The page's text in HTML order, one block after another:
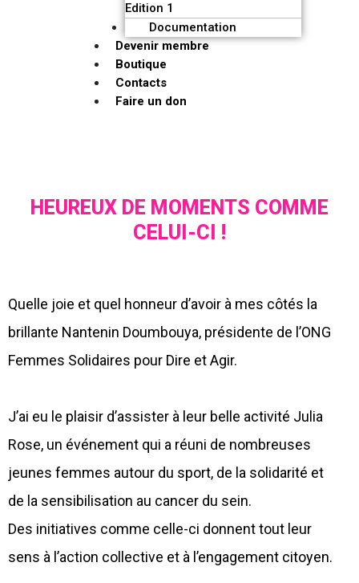
Edition 1
Documentation
Devenir membre
Boutique
Contacts
Faire un don
HEUREUX DE MOMENTS COMME
CELUI-CI !
Quelle joie et quel honneur d’avoir à mes côtés la
brillante Nantenin Doumbouya, présidente de l’ONG
Femmes Solidaires pour Dire et Agir.
J’ai eu le plaisir d’assister à leur belle activité Julia
Rose, un événement qui a réuni de nombreuses
jeunes femmes autour du sport, de la solidarité et
de la sensibilisation au cancer du sein.
Des initiatives comme celle-ci donnent tout leur
sens à l’action collective et à l’engagement citoyen.